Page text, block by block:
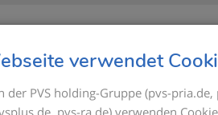
verwendet
der PVS holding-Gruppe (pvs-
pvs-ra.de) verwenden